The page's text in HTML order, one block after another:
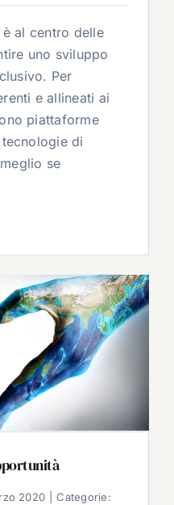
è al centro delle
uno sviluppo
Per
e allineati ai
piattaforme
di
se
2020
Categorie: